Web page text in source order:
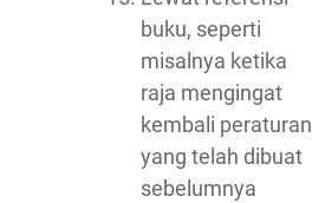
buku, seperti
misalnya ketika
raja mengingat
kembali peraturan
yang telah dibuat
sebelumnya